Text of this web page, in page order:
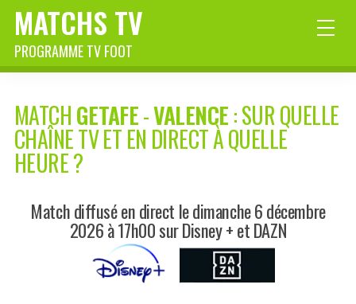
MATCHS TV
PROGRAMME TV FOOT
MATCHGETAFE-VALENCE: SUR QUELLE
CHAÎNE TV ET EN DIRECT À QUELLE
HEURE ?
Match diffusé en direct le dimanche 6 décembre
2026 à 17h00 sur Disney + et DAZN